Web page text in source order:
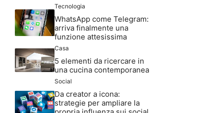
Tecnologia
WhatsApp come Telegram:
arriva finalmente una
funzione attesissima
Casa
5 elementi da ricercare in
una cucina contemporanea
Social
Da creator a icona:
strategie per ampliare la